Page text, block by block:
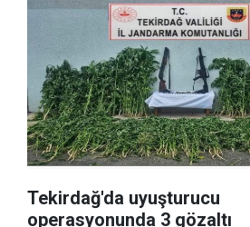
Tekirdağ'da uyuşturucu
operasyonunda 3 gözaltı